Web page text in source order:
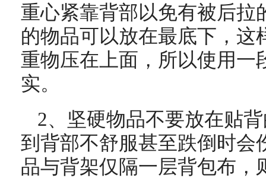
重心紧靠背部以免有被后拉
的物品可以放在最底下，这
重物压在上面，所以使用一
实。
2、坚硬物品不要放在贴
到背部不舒服甚至跌倒时会
品与背架仅隔一层背包布，